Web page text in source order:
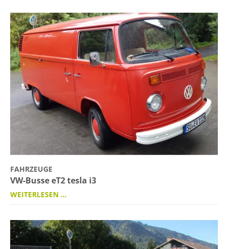
FAHRZEUGE
VW-Busse eT2 tesla i3
WEITERLESEN …